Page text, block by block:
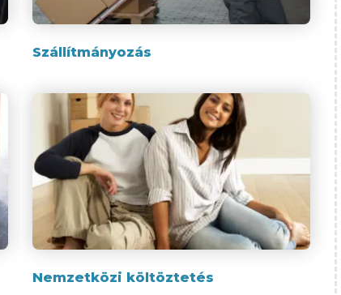
Szállítmányozás
Nemzetközi költöztetés